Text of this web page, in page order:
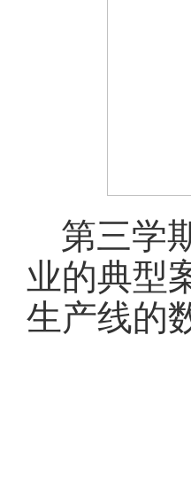
第三学
业的典型
生产线的